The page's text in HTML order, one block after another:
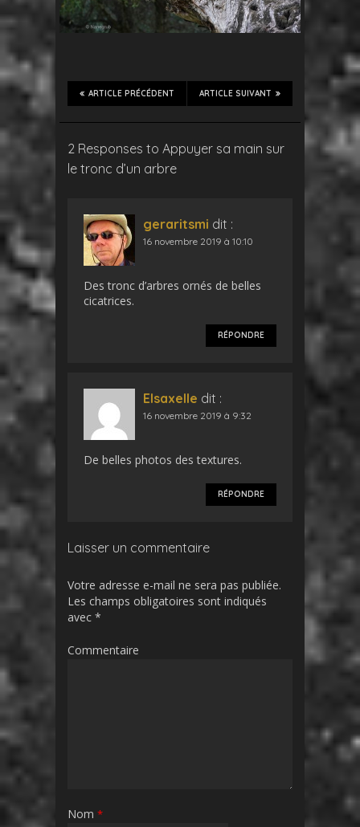
ARTICLE SUIVANT
ARTICLE PRÉCÉDENT
2 Responses to Appuyer sa main sur
le tronc d’un arbre
geraritsmi dit :
16 novembre 2019 à 10:10
Des tronc d’arbres ornés de belles
cicatrices.
RÉPONDRE
Elsaxelle dit :
16 novembre 2019 à 9:32
De belles photos des textures.
RÉPONDRE
Laisser un commentaire
Votre adresse e-mail ne sera pas publiée.
Les champs obligatoires sont indiqués
avec *
Commentaire
Nom *